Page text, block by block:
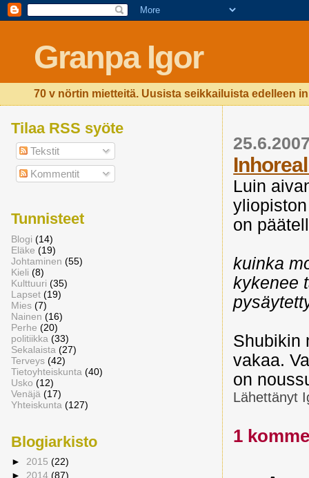
Granpa Igor
70 v nörtin mietteitä. Uusista seikkailuista edelleen
Luin
on
kuinka
kykenee
Shubikin
vakaa.
on
Lähettänyt
1
Tilaa RSS syöte
Tekstit
Kommentit
Tunnisteet
Blogi (14)
Eläke (19)
Johtaminen (55)
Kieli (8)
Kulttuuri (35)
Lapset (19)
Mies (7)
Nainen (16)
Perhe (20)
politiikka (33)
Sekalaista (27)
Terveys (42)
Tietoyhteiskunta (40)
Usko (12)
Venäjä (17)
Yhteiskunta (127)
Blogiarkisto
► 2015 (22)
► 2014 (87)